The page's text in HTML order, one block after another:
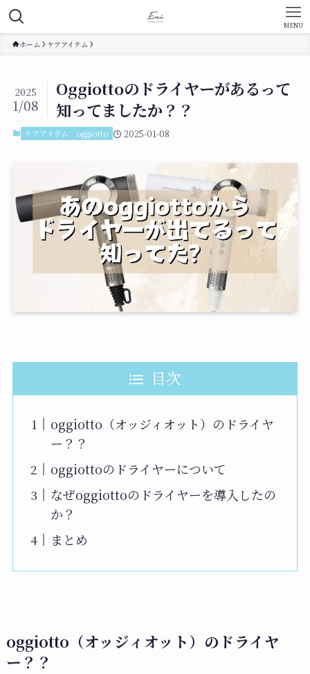
MENU
ホーム ケアアイテム
Oggiottoのドライヤーがあるって
知ってましたか？？
2025
1/08
ケアアイテム oggiotto 2025-01-08
目次
oggiotto（オッジィオット）のドライヤ
ー？？
oggiottoのドライヤーについて
なぜoggiottoのドライヤーを導入したの
か？
まとめ
oggiotto（オッジィオット）のドライヤ
ー？？